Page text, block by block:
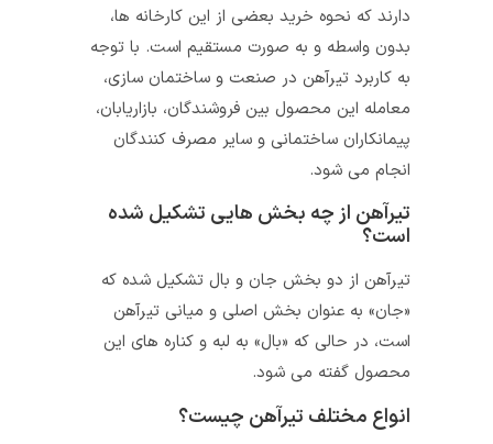
دارند که نحوه‌ خرید بعضی از این کارخانه‌ ها،
بدون واسطه و به صورت مستقیم است. با توجه
به کاربرد تیرآهن در صنعت و ساختمان‌ سازی،
معامله‌ این محصول بین فروشندگان، بازاریابان،
پیمانکاران ساختمانی و سایر مصرف‌ کنندگان
انجام می‌ شود.
تیرآهن از چه بخش‌ هایی تشکیل شده
تیرآهن از دو بخش جان و بال تشکیل شده که
«جان» به عنوان بخش اصلی و میانی تیرآهن
است، در حالی که «بال» به لبه‌ و کناره‌ های این
محصول گفته می‌ شود.
انواع مختلف تیرآهن چیست؟